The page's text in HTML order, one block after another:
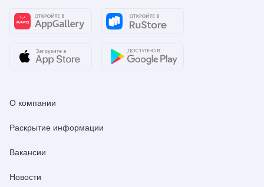
О компании
Раскрытие информации
Вакансии
Новости